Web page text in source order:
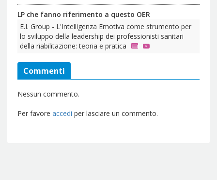
LP che fanno riferimento a questo OER
E.I. Group - L'Intelligenza Emotiva come strumento per
lo sviluppo della leadership dei professionisti sanitari
della riabilitazione: teoria e pratica
Commenti
Nessun commento.
Per favore accedi per lasciare un commento.